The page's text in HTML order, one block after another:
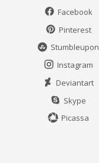
Facebook
Pinterest
Stumbleupon
Instagram
Deviantart
Skype
Picassa